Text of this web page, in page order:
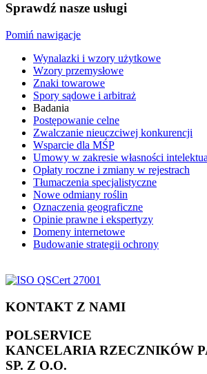
Sprawdź nasze usługi
Pomiń nawigacje
Wynalazki i wzory użytkowe
Wzory przemysłowe
Znaki towarowe
Spory sądowe i arbitraż
Badania
Postępowanie celne
Zwalczanie nieuczciwej konkurencji
Wsparcie dla MŚP
Umowy w zakresie własności
Opłaty roczne i zmiany w rejestrach
Tłumaczenia specjalistyczne
Nowe odmiany roślin
Oznaczenia geograficzne
Opinie prawne i ekspertyzy
Domeny internetowe
Budowanie strategii ochrony
KONTAKT Z NAMI
POLSERVICE
KANCELARIA RZECZNIKÓW
SP. Z O.O.